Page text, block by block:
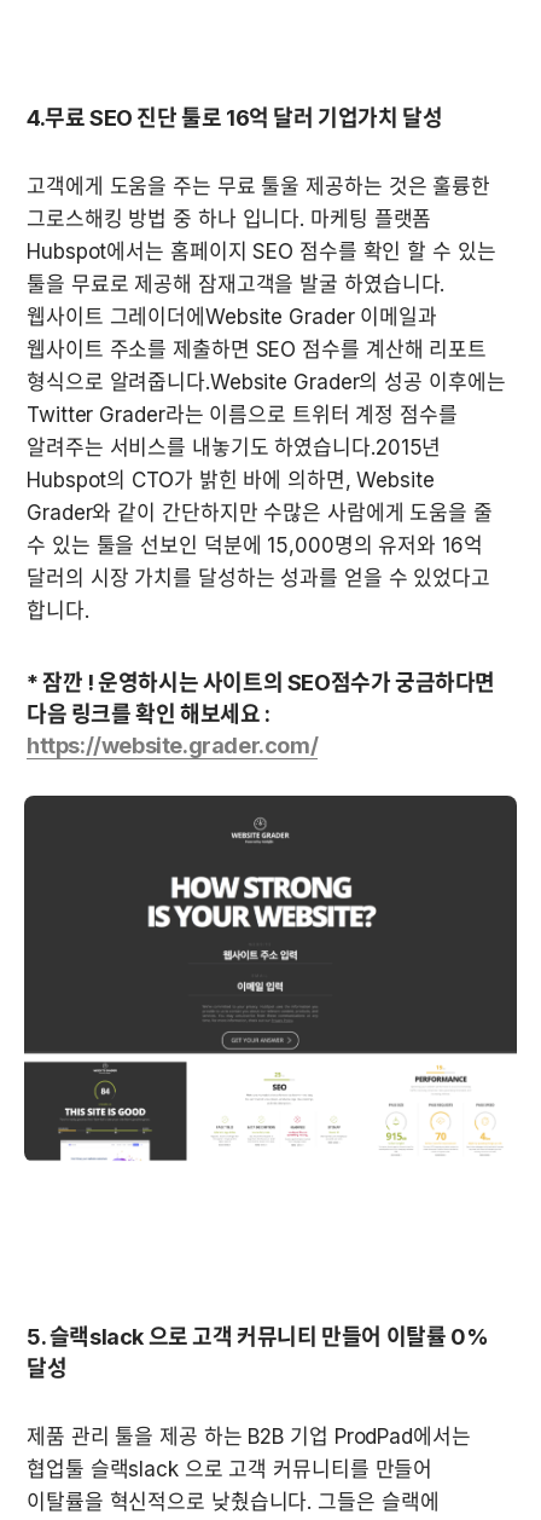
고객에게 도움을 주는 무료 툴울 제공하는 것은 훌륭한
그로스해킹 방법 중 하나 입니다. 마케팅 플랫폼
Hubspot에서는 홈페이지 SEO 점수를 확인 할 수 있는
툴을 무료로 제공해 잠재고객을 발굴 하였습니다.
웹사이트 그레이더에Website Grader 이메일과
웹사이트 주소를 제출하면 SEO 점수를 계산해 리포트
형식으로 알려줍니다.Website Grader의 성공 이후에는
Twitter Grader라는 이름으로 트위터 계정 점수를
알려주는 서비스를 내놓기도 하였습니다.2015년
Hubspot의 CTO가 밝힌 바에 의하면, Website
Grader와 같이 간단하지만 수많은 사람에게 도움을 줄
수 있는 툴을 선보인 덕분에 15,000명의 유저와 16억
달러의 시장 가치를 달성하는 성과를 얻을 수 있었다고
합니다.
* 잠깐 ! 운영하시는 사이트의 SEO점수가 궁금하다면
https://website.grader.com/
5. 슬랙slack 으로 고객 커뮤니티 만들어 이탈률 0%
달성
제품 관리 툴을 제공 하는 B2B 기업 ProdPad에서는
협업툴 슬랙slack 으로 고객 커뮤니티를 만들어
이탈률을 혁신적으로 낮췄습니다. 그들은 슬랙에